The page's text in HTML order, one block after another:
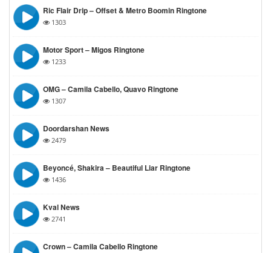
Ric Flair Drip – Offset & Metro Boomin Ringtone
1303
Motor Sport – Migos Ringtone
1233
OMG – Camila Cabello, Quavo Ringtone
1307
Doordarshan News
2479
Beyoncé, Shakira – Beautiful Liar Ringtone
1436
Kval News
2741
Crown – Camila Cabello Ringtone